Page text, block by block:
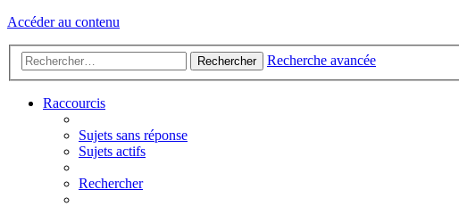
Accéder au contenu
Rechercher Recherche avancée
Raccourcis
Sujets sans réponse
Sujets actifs
Rechercher